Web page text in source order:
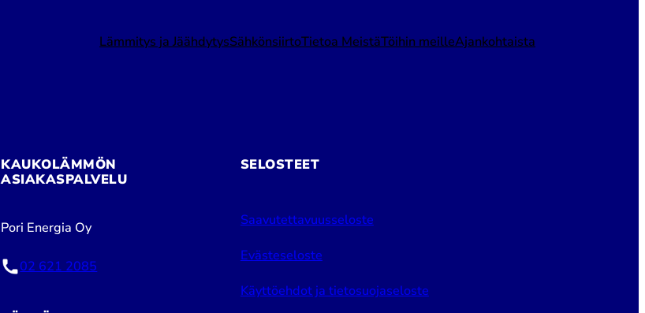
Lämmitys ja JäähdytysSähkönsiirtoTietoa MeistäTöihin meilleAjankohtaista
KAUKOLÄMMÖN
ASIAKASPALVELU
Pori Energia Oy
02 621 2085
SELOSTEET
Saavutettavuusseloste
Evästeseloste
Käyttöehdot ja tietosuojaseloste